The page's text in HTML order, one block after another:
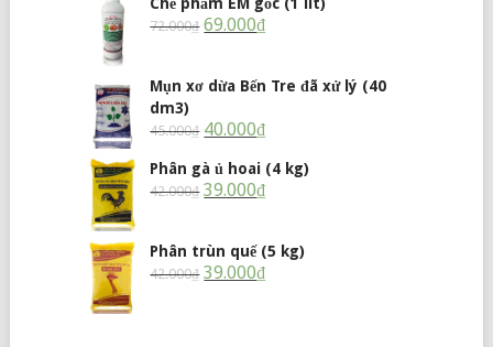
72.000₫ 69.000₫
Mụn xơ dừa Bến Tre đã xử lý (40
dm3)
45.000₫ 40.000₫
Phân gà ủ hoai (4 kg)
42.000₫ 39.000₫
Phân trùn quế (5 kg)
42.000₫ 39.000₫